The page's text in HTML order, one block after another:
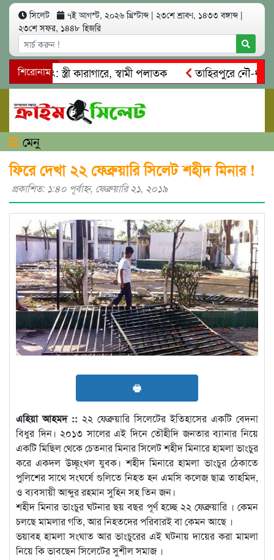
সিলেট ৭ই আগস্ট, ২০২৬ খ্রিস্টাব্দ | ২৩শে শ্রাবণ, ১৪৩৩ বঙ্গাব্দ |
২৩শে সফর, ১৪৪৮ হিজরি
শিরোনাম
স্ত্রী কারাগারে, স্বামী পলাতক
তাহিরপুরে নৌ-ধর্মঘট
মারধর
নগরীতে কোটি টাকার সম্পত্তি দখলের চেষ্টা:
মেনু
ফিরে দেখা ২২ ফেব্রুয়ারি সিলেট শহীদ মিনার !
প্রকাশিত: ১:৪০ পূর্বাহ্ণ, ফেব্রুয়ারি ২১, ২০১৯
🖶
এহিয়া আহমদ :: ২২ ফেব্রুয়ারি সিলেটের ইতিহাসের একটি বেদনা
বিধুর দিন। ২০১৩ সালের এই দিনে তৌহীদি জনতার ব্যানার নিয়ে
একটি মিছিল থেকে চেতনার মিনার সিলেট শহীদ মিনারে হামলা ভাংচুর
করে একদল উচ্ছৃংখল যুবক। শহীদ মিনারে হামলা ভাংচুর ঠেকাতে
পুলিশের সাথে সংঘর্ষে গুলিতে নিহত হন এমসি কলেজ ছাত্র তাহমিদ,
ও ব্যবসায়ী আব্দুর রহমান সুহিন সহ তিন জন।
শহীদ মিনার ভাংচুর ঘটনার ছয় বছর পূর্ণ হচ্ছে ২২ ফেব্রুয়ারি । কেমন
চলছে মামলার গতি, আর নিহতদের পরিবারই বা কেমন আছে ।
ভয়াবহ হামলা সংঘাত আর ভাংচুরের এই ঘটনায় দায়ের করা মামলা
নিয়ে কি ভাবছেন সিলেটের সুশীল সমাজ ।